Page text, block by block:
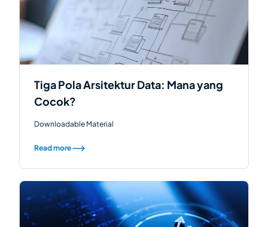
Tiga Pola Arsitektur Data: Mana yang
Cocok?
Downloadable Material
Read more